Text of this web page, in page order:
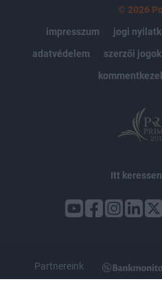
© 2026
impresszum
jogi
adatvédelem
szerzői jogok
Itt
Partnereink